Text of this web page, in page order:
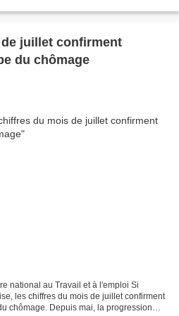
juillet confirment
du chômage
national au Travail et à l'emploi Si
les chiffres du mois de juillet confirment
chômage. Depuis mai, la progression